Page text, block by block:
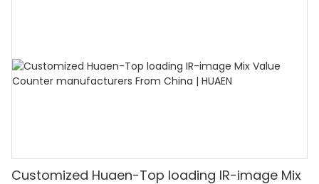
Customized Huaen-Top loading IR-image Mix